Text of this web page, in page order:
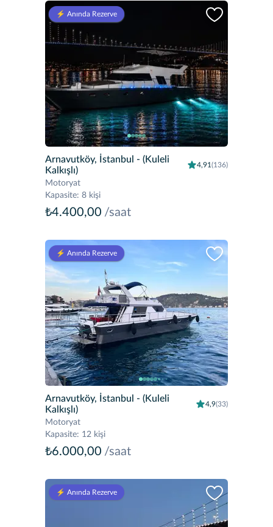
⚡️ Anında Rezerve
Arnavutköy, İstanbul
- (Kuleli
Kalkışlı)
4,91(136)
Motoryat
Kapasite: 8 kişi
₺4.400,00 /saat
⚡️ Anında Rezerve
Arnavutköy, İstanbul
- (Kuleli
Kalkışlı)
4,9(33)
Motoryat
Kapasite: 12 kişi
₺6.000,00 /saat
⚡️ Anında Rezerve